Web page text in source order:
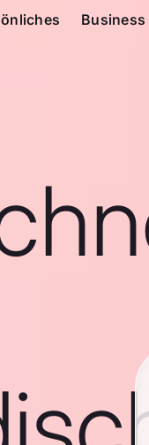
Business